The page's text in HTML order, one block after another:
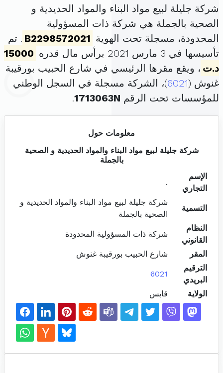
شركة جليلة لبيع مواد البناء والمواد الحديدية و
الصحية بالجملة هي شركة ذات المسؤولية
المحدودة، مسجلة تحت الهوية B2298572021 . تم
تأسيسها في 3 مارس 2021 برأس مال قدره
15000
د.ت ، ويقع مقرها الرئيسي في شارع الحبيب بورقيبة
غنوش (6021)، الشركة مسجلة في السجل الوطني
للمؤسسات تحت الرقم 1713063N
.
معلومات حول
شركة جليلة لبيع مواد البناء والمواد الحديدية و الصحية
بالجملة
الإسم
التجاري
.
التسمية
شركة جليلة لبيع مواد البناء والمواد الحديدية و
الصحية بالجملة
النظام
القانوني
شركة ذات المسؤولية المحدودة
المقر
شارع الحبيب بورقيبة غنوش
الترقيم
البريدي
6021
الولاية قابس